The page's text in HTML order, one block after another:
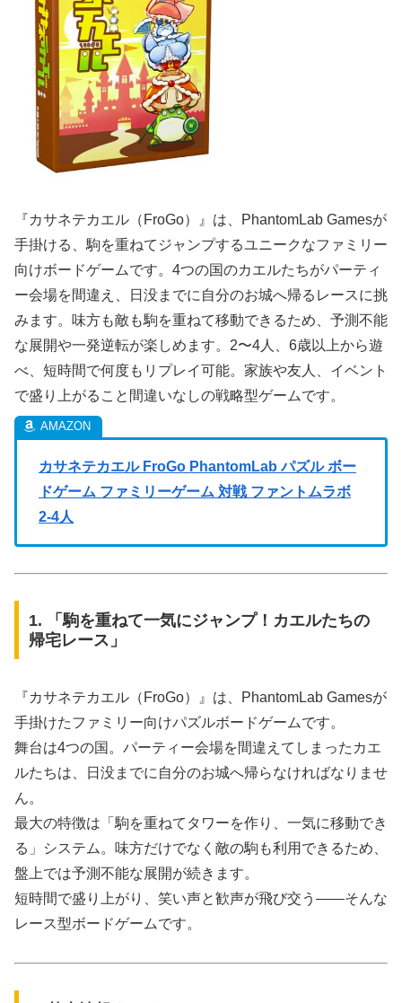
『カサネテカエル（FroGo）』は、PhantomLab Gamesが
手掛ける、駒を重ねてジャンプするユニークなファミリー
向けボードゲームです。4つの国のカエルたちがパーティ
ー会場を間違え、日没までに自分のお城へ帰るレースに挑
みます。味方も敵も駒を重ねて移動できるため、予測不能
な展開や一発逆転が楽しめます。2〜4人、6歳以上から遊
べ、短時間で何度もリプレイ可能。家族や友人、イベント
で盛り上がること間違いなしの戦略型ゲームです。
カサネテカエル FroGo PhantomLab パズル ボー
ドゲーム ファミリーゲーム 対戦 ファントムラボ
2-4人
1. 「駒を重ねて一気にジャンプ！カエルたちの
帰宅レース」
『カサネテカエル（FroGo）』は、PhantomLab Gamesが
手掛けたファミリー向けパズルボードゲームです。
舞台は4つの国。パーティー会場を間違えてしまったカエ
ルたちは、日没までに自分のお城へ帰らなければなりませ
ん。
最大の特徴は「駒を重ねてタワーを作り、一気に移動でき
る」システム。味方だけでなく敵の駒も利用できるため、
盤上では予測不能な展開が続きます。
短時間で盛り上がり、笑い声と歓声が飛び交う——そんな
レース型ボードゲームです。